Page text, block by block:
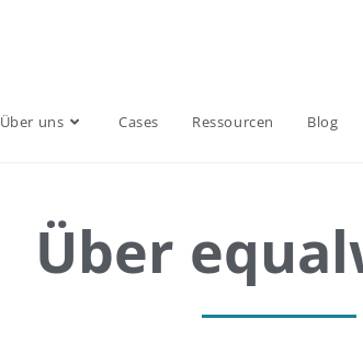
Über uns Cases Ressourcen Blog
Über